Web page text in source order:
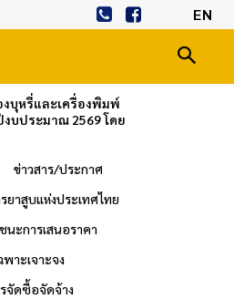
EN
บุหรี่และเครื่องพิมพ์
บประมาณ 2569 โดย
ข่าวสาร/ประกาศ
ยาสูบแห่งประเทศไทย
นะการเสนอราคา
พาะเจาะจง
จัดซื้อจัดจ้าง